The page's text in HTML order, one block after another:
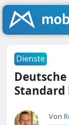
Dienste
Von